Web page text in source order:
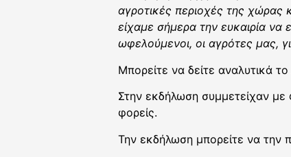
αγροτικές περιοχές της χώρας
είχαμε σήμερα την ευκαιρία
ωφελούμενοι, οι αγρότες μας,
Μπορείτε να δείτε αναλυτικά το
Στην εκδήλωση συμμετείχαν με
φορείς.
Την εκδήλωση μπορείτε να την